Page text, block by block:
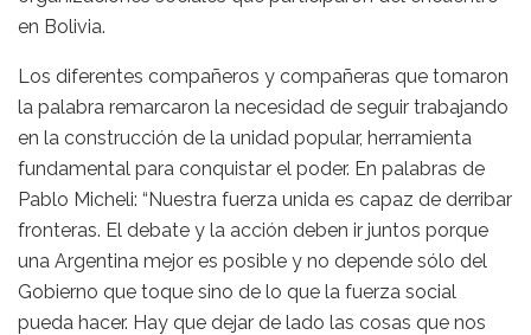
en Bolivia.
Los diferentes compañeros y compañeras que tomaron
la palabra remarcaron la necesidad de seguir trabajando
en la construcción de la unidad popular, herramienta
fundamental para conquistar el poder. En palabras de
Pablo Micheli: “Nuestra fuerza unida es capaz de derribar
fronteras. El debate y la acción deben ir juntos porque
una Argentina mejor es posible y no depende sólo del
Gobierno que toque sino de lo que la fuerza social
pueda hacer. Hay que dejar de lado las cosas que nos